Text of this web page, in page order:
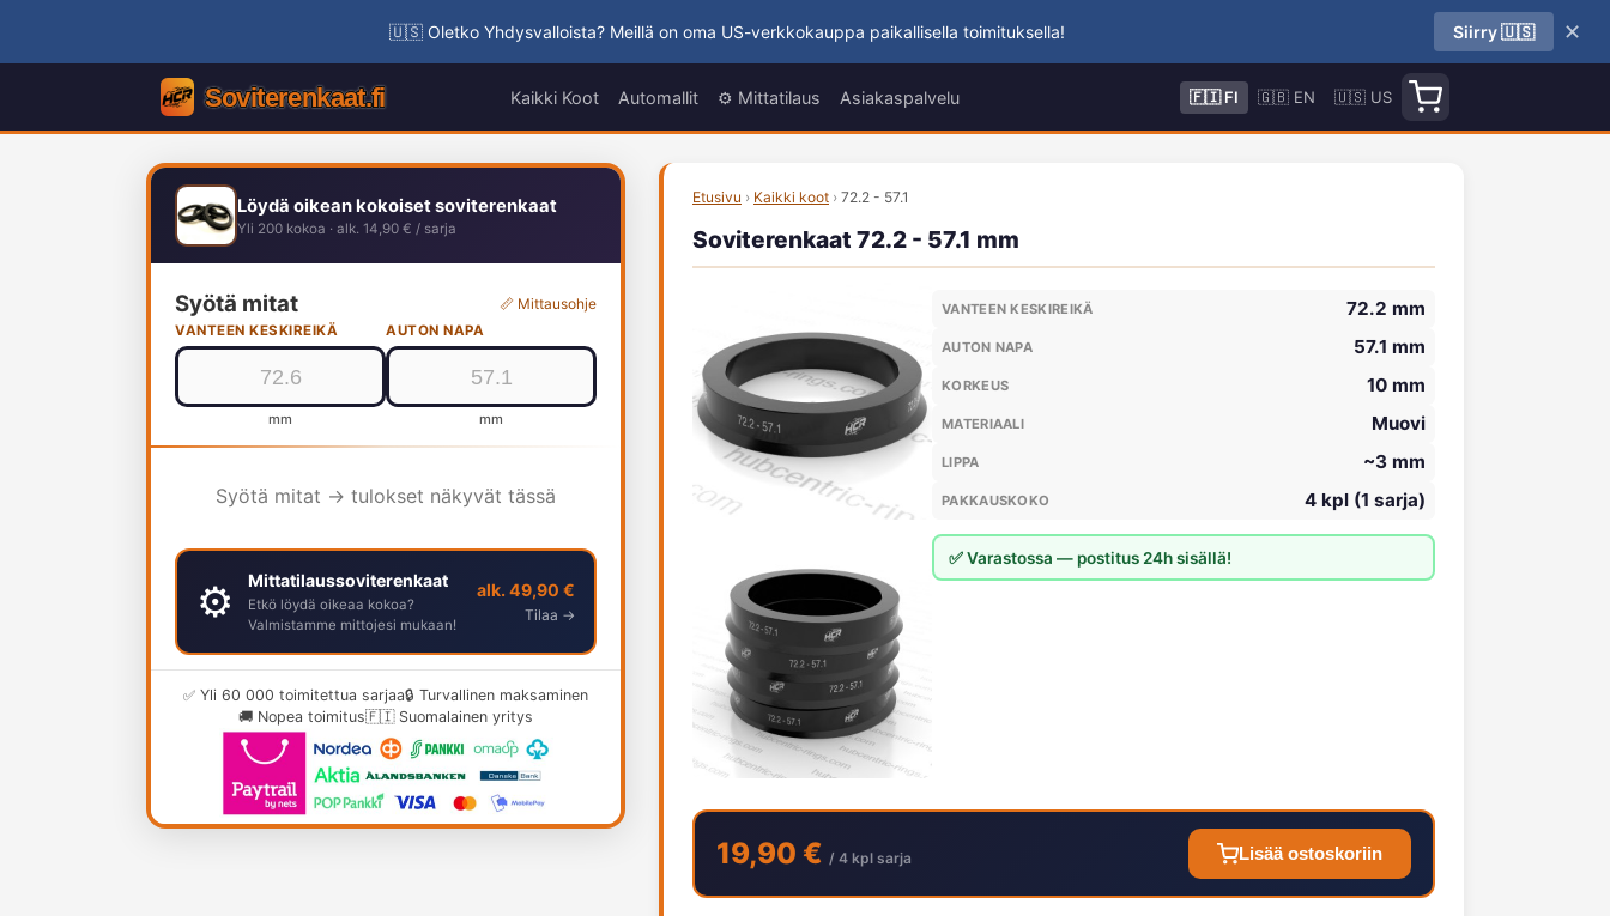
🇺🇸 Oletko Yhdysvalloista? Meillä on oma US-verkkokauppa paikallisella toimituksella! Siirry 🇺🇸 ✕
Kaikki Koot Automallit ⚙️ Mittatilaus Asiakaspalvelu 🇫🇮 FI 🇬🇧 EN 🇺🇸 US
Löydä oikean kokoiset soviterenkaat
Yli 200 kokoa · alk. 14,90 € / sarja
Syötä mitat 📏 Mittausohje
VANTEEN KESKIREIKÄ
mm
AUTON NAPA
mm
Syötä mitat → tulokset näkyvät tässä
⚙️ Mittatilaussoviterenkaat
Etkö löydä oikeaa kokoa?
Valmistamme mittojesi mukaan!
alk. 49,90 €
Tilaa →
✅ Yli 60 000 toimitettua sarjaa🔒 Turvallinen maksaminen
🚚 Nopea toimitus🇫🇮 Suomalainen yritys
Etusivu › Kaikki koot › 72.2 - 57.1
Soviterenkaat 72.2 - 57.1 mm
VANTEEN KESKIREIKÄ 72.2 mm
AUTON NAPA 57.1 mm
KORKEUS 10 mm
MATERIAALI Muovi
LIPPA ~3 mm
PAKKAUSKOKO 4 kpl (1 sarja)
✅ Varastossa — postitus 24h sisällä!
19,90 € / 4 kpl sarja Lisää ostoskoriin